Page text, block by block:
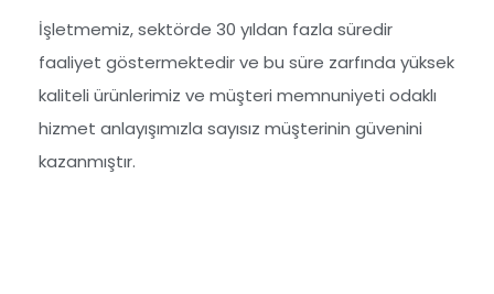
İşletmemiz, sektörde 30 yıldan fazla süredir
faaliyet göstermektedir ve bu süre zarfında yüksek
kaliteli ürünlerimiz ve müşteri memnuniyeti odaklı
hizmet anlayışımızla sayısız müşterinin güvenini
kazanmıştır.